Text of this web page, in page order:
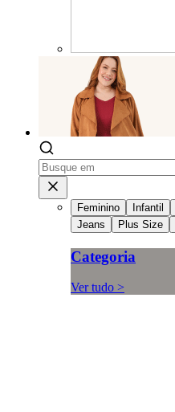
Feminino Infantil
Jeans
Plus Size
Categoria
Ver tudo >